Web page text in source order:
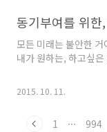
현재 운영하고 있는 스
니다. ^^ 요 화면은,
리채널 관리자 화면으
다.오늘까지 총 175개
에요.아직은 이렇다할
동기부여를 위
모든 미래는 불안한
내가 원하는, 하고싶
2015. 10. 11.
1 ··· 994